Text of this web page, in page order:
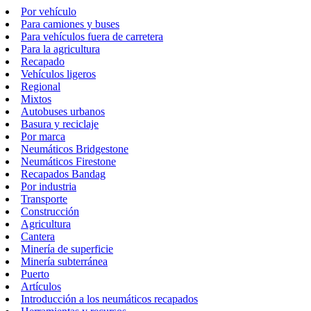
Por vehículo
Para camiones y buses
Para vehículos fuera de carretera
Para la agricultura
Recapado
Vehículos ligeros
Regional
Mixtos
Autobuses urbanos
Basura y reciclaje
Por marca
Neumáticos Bridgestone
Neumáticos Firestone
Recapados Bandag
Por industria
Transporte
Construcción
Agricultura
Cantera
Minería de superficie
Minería subterránea
Puerto
Artículos
Introducción a los neumáticos recapados